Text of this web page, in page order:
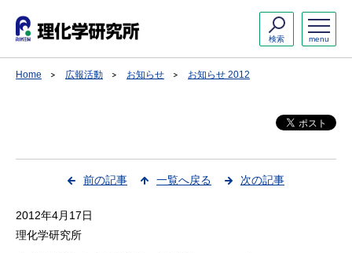
menu
検索
Home 広報活動 お知らせ お知らせ 2012
前の記事 一覧へ戻る 次の記事
2012年4月17日
理化学研究所